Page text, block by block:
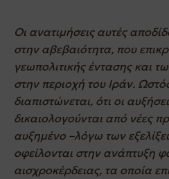
Οι ανατιμήσεις αυτές
στην αβεβαιότητα, που
γεωπολιτικής έντασης και
στην περιοχή του Ιράν.
διαπιστώνεται, ότι οι
δικαιολογούνται από νέες
αυξημένο –λόγω των
οφείλονται στην ανάπτυξη
αισχροκέρδειας, τα οποία